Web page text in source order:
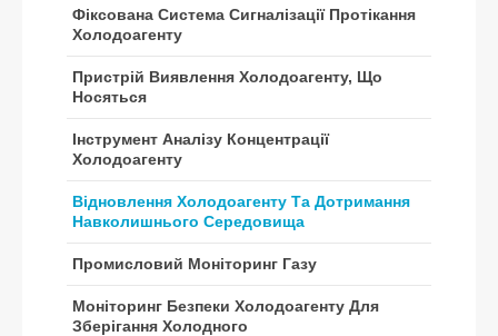
Фіксована Система Сигналізації Протікання
Холодоагенту
Пристрій Виявлення Холодоагенту, Що
Носяться
Інструмент Аналізу Концентрації
Холодоагенту
Відновлення Холодоагенту Та Дотримання
Навколишнього Середовища
Промисловий Моніторинг Газу
Моніторинг Безпеки Холодоагенту Для
Зберігання Холодного
Учень
Гарячі продукти
Датчик R290
Датчик R454B
Датчик R32
Датчик R410
Датчик R454B